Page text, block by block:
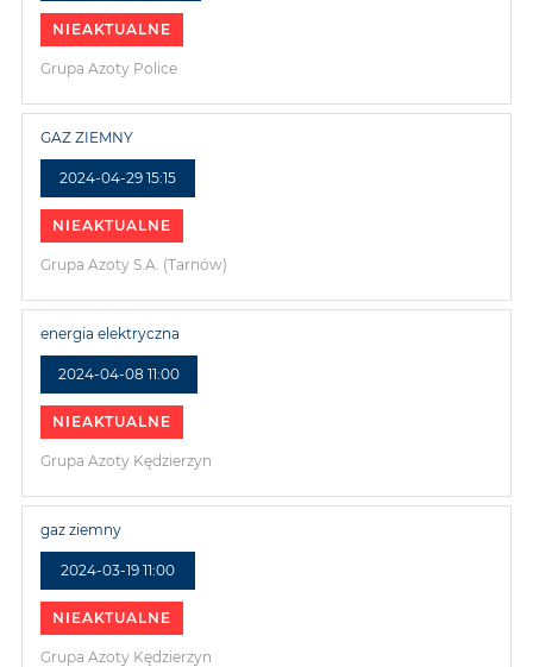
NIEAKTUALNE
Grupa Azoty Police
2024-04-29 15:15
GAZ ZIEMNY
NIEAKTUALNE
Grupa Azoty S.A. (Tarnów)
2024-04-08 11:00
energia elektryczna
NIEAKTUALNE
Grupa Azoty Kędzierzyn
2024-03-19 11:00
gaz ziemny
NIEAKTUALNE
Grupa Azoty Kędzierzyn